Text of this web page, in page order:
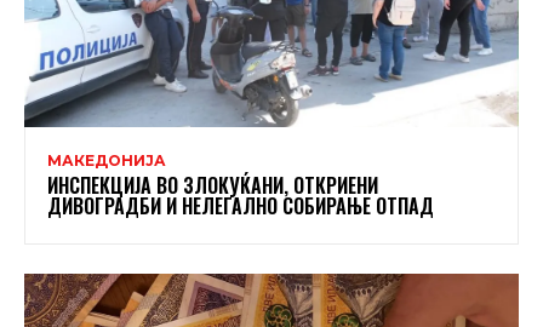
МАКЕДОНИЈА
ИНСПЕКЦИЈА ВО ЗЛОКУЌАНИ, ОТКРИЕНИ
ДИВОГРАДБИ И НЕЛЕГАЛНО СОБИРАЊЕ ОТПАД